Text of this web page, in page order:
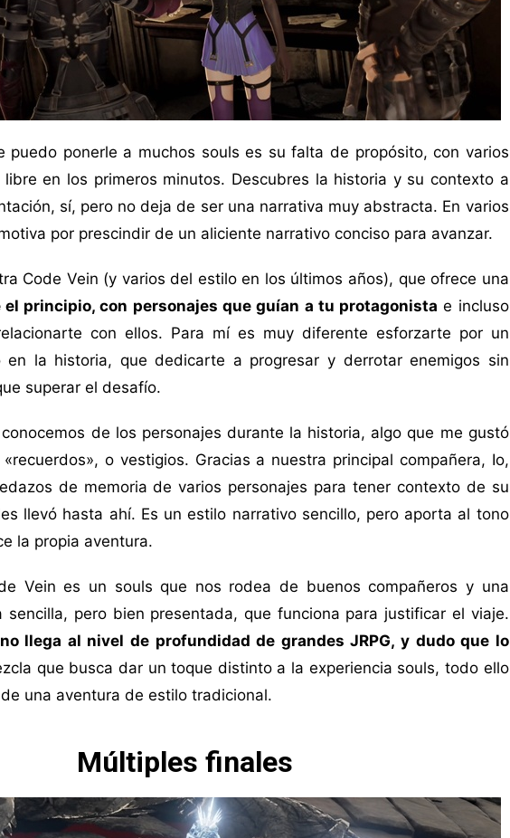
puedo ponerle a muchos souls es su falta de propósito, con varios
en los primeros minutos. Descubres la historia y su contexto a
sí, pero no deja de ser una narrativa muy abstracta. En varios
por prescindir de un aliciente narrativo conciso para avanzar.
Code Vein (y varios del estilo en los últimos años), que ofrece una
principio, con personajes que guían a tu protagonista e incluso
con ellos. Para mí es muy diferente esforzarte por un
en la historia, que dedicarte a progresar y derrotar enemigos sin
superar el desafío.
de los personajes durante la historia, algo que me gustó
o vestigios. Gracias a nuestra principal compañera, Io,
de memoria de varios personajes para tener contexto de su
llevó hasta ahí. Es un estilo narrativo sencillo, pero aporta al tono
la propia aventura.
Vein es un souls que nos rodea de buenos compañeros y una
sencilla, pero bien presentada, que funciona para justificar el viaje.
no llega al nivel de profundidad de grandes JRPG, y dudo que lo
que busca dar un toque distinto a la experiencia souls, todo ello
una aventura de estilo tradicional.
Múltiples finales